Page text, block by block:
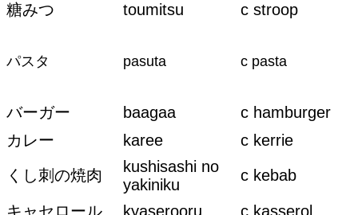
糖みつ
toumitsu c stroop
パスタ pasuta c pasta
バーガー baagaa
c hamburger
カレー
karee
c kerrie
くし刺の焼肉
kushisashi no
yakiniku
c kebab
キャセロール kyaserooru
c kasserol